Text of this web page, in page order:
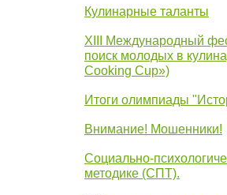
Кулинарные таланты
XIII Международный
поиск молодых в
Cooking Cup»)
Итоги олимпиады
Внимание! Мошенники!
Социально-
методике (СПТ).